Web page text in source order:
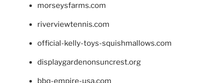
morseysfarms.com
riverviewtennis.com
official-kelly-toys-squishmallows.com
displaygardenonsuncrest.org
bbq-empire-usa.com